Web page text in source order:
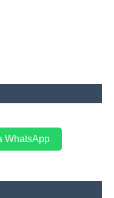
WhatsApp